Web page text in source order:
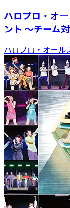
ハロプロ・オ
ント ～チーム
ハロプロ・オール